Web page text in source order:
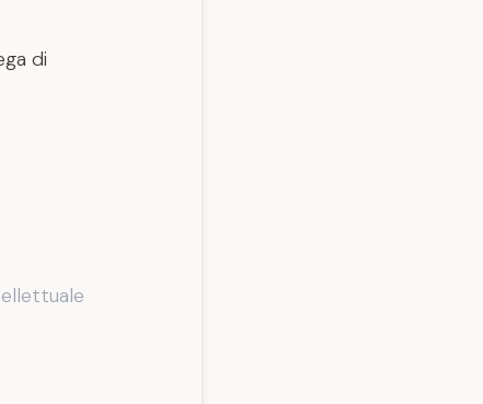
di